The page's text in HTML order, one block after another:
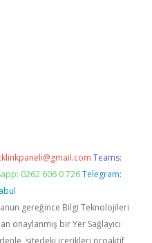
Teams:
0262 606 0 726 Telegram:
gereğince Bilgi Teknolojileri
onaylanmış bir Yer Sağlayıcı
sitedeki içerikleri proaktif